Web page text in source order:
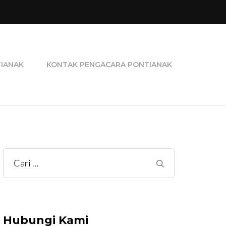
KONTAK PENGACARA PONTIANAK
Cari
untuk:
Hubungi Kami